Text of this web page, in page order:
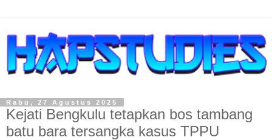
Rabu, 27 Agustus 2025
Kejati Bengkulu tetapkan bos tambang
batu bara tersangka kasus TPPU